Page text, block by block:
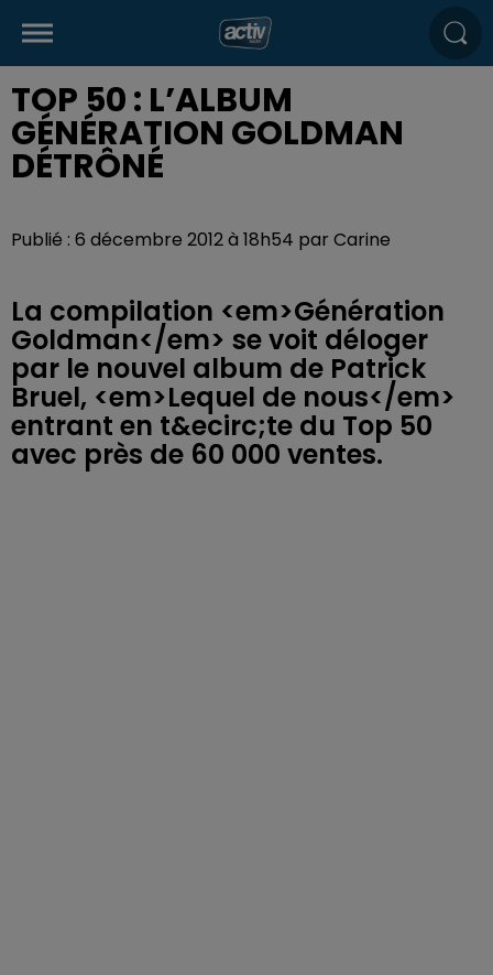
TOP 50 : L’ALBUM
GÉNÉRATION GOLDMAN
DÉTRÔNÉ
Publié : 6 décembre 2012 à 18h54 par Carine
La compilation <em>Génération
Goldman</em> se voit déloger
par le nouvel album de Patrick
Bruel, <em>Lequel de nous</em>
entrant en t&ecirc;te du Top 50
avec près de 60 000 ventes.